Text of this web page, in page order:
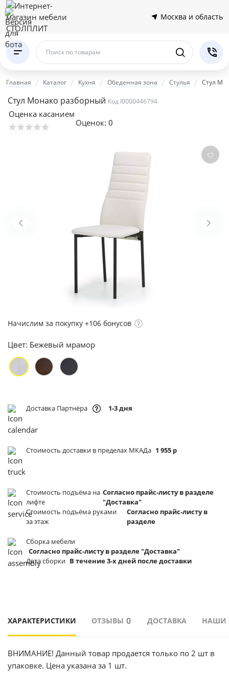
Москва и область
Поиск по товарам
Главная Каталог Кухня Обеденная зона Стулья Стул
Стул Монако разборный Код I0000446794
Оценка касанием
Оценок: 0
Начислим за покупку +106 бонусов
Цвет: Бежевый мрамор
Доставка Партнёра 1-3 дня
Стоимость доставки в пределах МКАДа 1 955 р
Стоимость подъёма на
лифте
Согласно прайс-листу в разделе
"Доставка"
Стоимость подъёма руками
за этаж
Согласно прайс-листу в
разделе
Сборка мебели
Согласно прайс-листу в разделе "Доставка"
Дата сборки В течение 3-х дней после доставки
ХАРАКТЕРИСТИКИ ОТЗЫВЫ 0 ДОСТАВКА НАШИ
ВНИМАНИЕ! Данный товар продается только по 2 шт в
упаковке. Цена указана за 1 шт.